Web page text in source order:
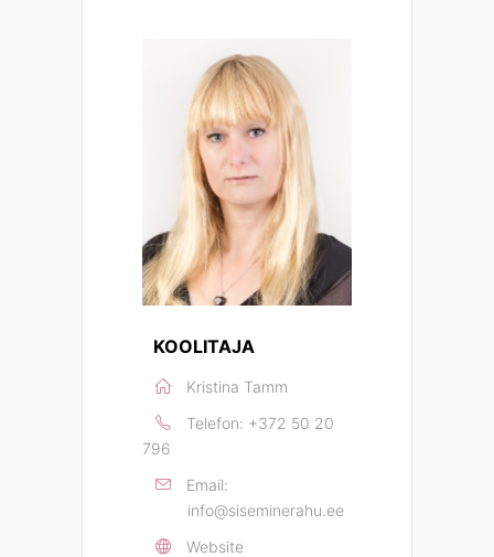
KOOLITAJA
Kristina Tamm
Telefon: +372 50 20
796
Email:
info@siseminerahu.ee
Website